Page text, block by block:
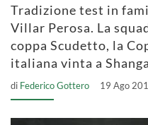
Tradizione test in
Villar Perosa. La
coppa Scudetto, la
italiana vinta a
di Federico Gottero 19 Ago